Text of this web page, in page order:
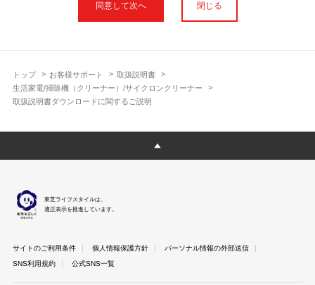
トップ お客様サポート
取扱説明書
生活家電/掃除機（クリーナー）/サイクロンクリーナー
取扱説明書ダウンロードに関するご説明
使用上のご注意や安全上のご注意、また測定基準や数値等は取扱
説明書が作成された時点での基準に応じた内容となっております
明書以外の印刷物が同梱されている場合がありますが、本サイト
ではそれらを全て公開しておりませんのであらかじめご了承くだ
さい。
ございますのであらかじめご了承ください。
のであらかじめご了承ください。
閉じる
東芝ライフスタイルは、
適正表示を推進しています。
サイトのご利用条件 個人情報保護方針
パーソナル情報の外部送信
SNS利用規約
公式SNS一覧